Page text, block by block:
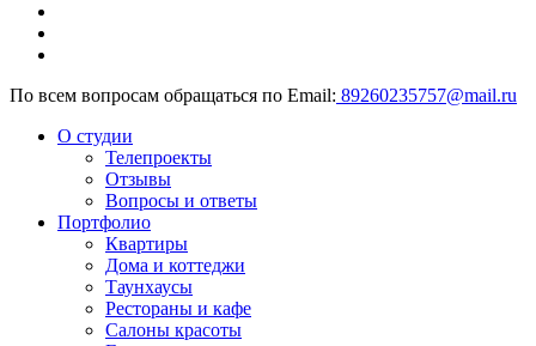
По всем вопросам обращаться по Email: 89260235757@mail.ru
О студии
Телепроекты
Отзывы
Вопросы и ответы
Портфолио
Квартиры
Дома и коттеджи
Таунхаусы
Рестораны и кафе
Салоны красоты